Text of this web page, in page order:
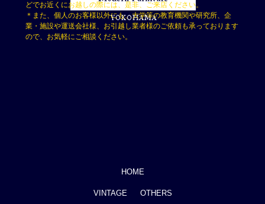
どでお近くにお越しの際には、是非、ご来店ください。
＊また、個人のお客様以外にも、大学等の教育機関や研究所、企
業・施設や運送会社様、お引越し業者様のご依頼も承っております
ので、お気軽にご相談ください。
HOME
VINTAGE OTHERS